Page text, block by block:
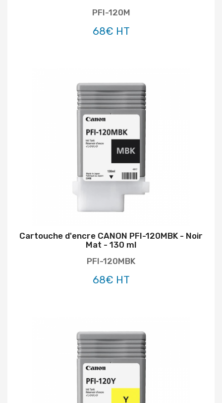
PFI-120M
68€ HT
Cartouche d'encre CANON PFI-120MBK - Noir
Mat - 130 ml
PFI-120MBK
68€ HT